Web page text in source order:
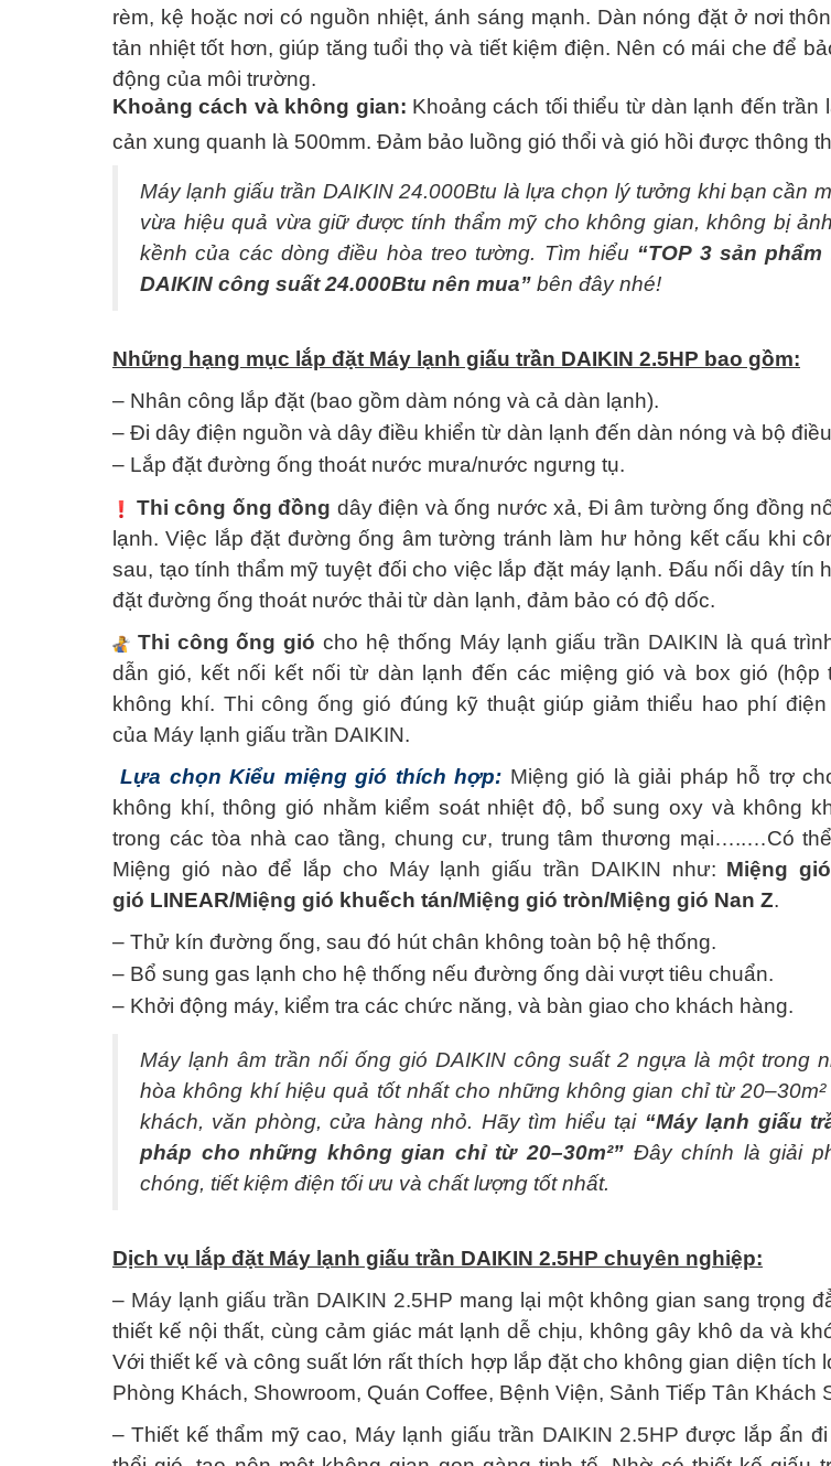
rèm, kệ hoặc nơi có nguồn nhiệt, ánh sáng mạnh. Dàn nóng đặt ở nơi
tản nhiệt tốt hơn, giúp tăng tuổi thọ và tiết kiệm điện. Nên có mái che để
động của môi trường.
Khoảng cách và không gian: Khoảng cách tối thiểu từ dàn lạnh đến trần
cản xung quanh là 500mm. Đảm bảo luồng gió thổi và gió hồi được thông
Máy lạnh giấu trần DAIKIN24.000Btu là lựa chọn lý tưởng khi bạn cần
vừa hiệu quả vừa giữ được tính thẩm mỹ cho không gian, không bị
kềnh của các dòng điều hòa treo tường. Tìm hiểu “TOP 3 sản
DAIKIN công suất 24.000Btu nên mua” bên đây nhé!
Những hạng mục lắp đặt Máy lạnh giấu trần DAIKIN 2.5HP bao gồm:
– Nhân công lắp đặt (bao gồm dàm nóng và cả dàn lạnh).
– Đi dây điện nguồn và dây điều khiển từ dàn lạnh đến dàn nóng và bộ
– Lắp đặt đường ống thoát nước mưa/nước ngưng tụ.
Thi công ống đồng dây điện và ống nước xả, Đi âm tường ống đồng
lạnh. Việc lắp đặt đường ống âm tường tránh làm hư hỏng kết cấu khi
sau, tạo tính thẩm mỹ tuyệt đối cho việc lắp đặt máy lạnh. Đấu nối dây tín
đặt đường ống thoát nước thải từ dàn lạnh, đảm bảo có độ dốc.
Thi công ống gió cho hệ thống Máy lạnh giấu trần DAIKIN là quá
dẫn gió, kết nối kết nối từ dàn lạnh đến các miệng gió và box gió (hộp
không khí. Thi công ống gió đúng kỹ thuật giúp giảm thiểu hao phí
của Máy lạnh giấu trần DAIKIN.
Lựa chọn Kiểu miệng gió thích hợp: Miệng gió là giải pháp hỗ trợ
không khí, thông gió nhằm kiểm soát nhiệt độ, bổ sung oxy và không
trong các tòa nhà cao tầng, chung cư, trung tâm thương mại…..…Có
Miệng gió nào để lắp cho Máy lạnh giấu trần DAIKIN như: Miệng gió
gió LINEAR/Miệng gió khuếch tán/Miệng gió tròn/Miệng gió Nan Z.
– Thử kín đường ống, sau đó hút chân không toàn bộ hệ thống.
– Bổ sung gas lạnh cho hệ thống nếu đường ống dài vượt tiêu chuẩn.
– Khởi động máy, kiểm tra các chức năng, và bàn giao cho khách hàng.
Máy lạnh âm trần nối ống gió DAIKINcông suất 2 ngựa là một trong
hòa không khí hiệu quả tốt nhất cho những không gian chỉ từ
khách, văn phòng, cửa hàng nhỏ. Hãy tìm hiểu tại “Máy lạnh giấu
pháp cho những không gian chỉ từ 20–30m²”Đây chính là giải
chóng, tiết kiệm điện tối ưu và chất lượng tốt nhất.
Dịch vụ lắp đặt Máy lạnh giấu trần DAIKIN 2.5HP chuyên nghiệp:
– Máy lạnh giấu trần DAIKIN 2.5HP mang lại một không gian sang trọng
thiết kế nội thất, cùng cảm giác mát lạnh dễ chịu, không gây khô da và
Với thiết kế và công suất lớn rất thích hợp lắp đặt cho không gian diện tích
Phòng Khách, Showroom, Quán Coffee, Bệnh Viện, Sảnh Tiếp Tân
– Thiết kế thẩm mỹ cao, Máy lạnh giấu trần DAIKIN 2.5HP được lắp ẩn